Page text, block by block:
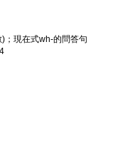
；現在式wh-的問答句